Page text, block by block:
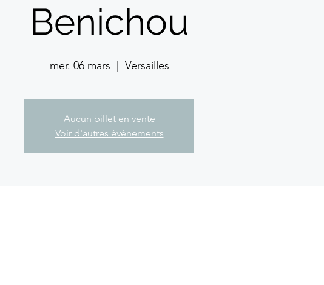
Benichou
mer. 06 mars Versailles
Aucun billet en vente
Voir d'autres événements